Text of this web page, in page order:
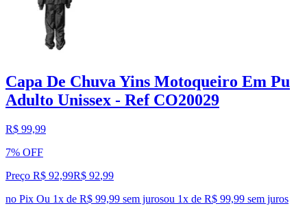
Capa De Chuva Yins Motoqueiro Em Pu
Adulto Unissex - Ref CO20029
R$ 99,99
7% OFF
Preço R$ 92,99R$ 92,99
no Pix Ou 1x de R$ 99,99 sem jurosou 1x de R$ 99,99 sem juros